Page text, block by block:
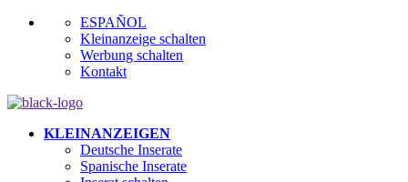
ESPAÑOL
Kleinanzeige schalten
Werbung schalten
Kontakt
KLEINANZEIGEN
Deutsche Inserate
Spanische Inserate